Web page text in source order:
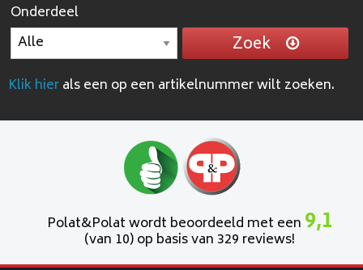
Onderdeel
Zoek
Klik hierals een op een artikelnummer wilt zoeken.
Polat&Polat wordt beoordeeld met een 9,1
(van 10) op basis van 329 reviews!